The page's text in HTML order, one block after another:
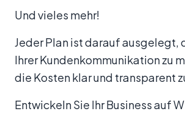
Und vieles mehr!
Jeder Plan ist darauf ausgelegt,
Ihrer Kundenkommunikation zu
die Kosten klar und transparent
Entwickeln Sie Ihr Business auf